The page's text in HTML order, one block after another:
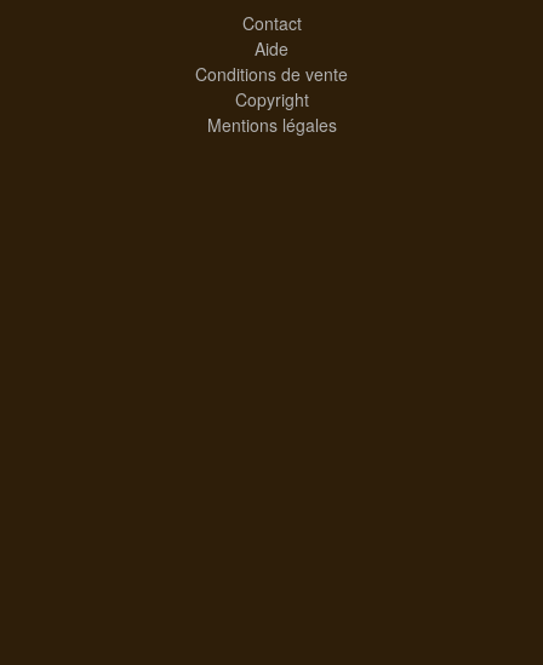
Contact
Aide
Conditions de vente
Copyright
Mentions légales